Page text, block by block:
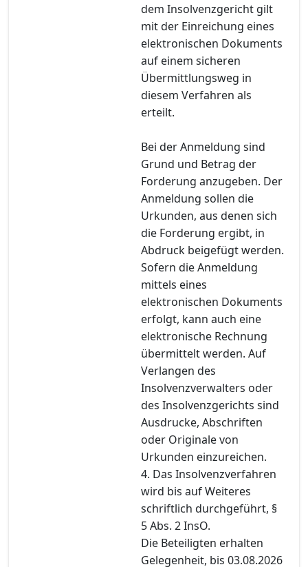
dem Insolvenzgericht gilt
mit der Einreichung eines
elektronischen Dokuments
auf einem sicheren
Übermittlungsweg in
diesem Verfahren als
erteilt.
Bei der Anmeldung sind
Grund und Betrag der
Forderung anzugeben. Der
Anmeldung sollen die
Urkunden, aus denen sich
die Forderung ergibt, in
Abdruck beigefügt werden.
Sofern die Anmeldung
mittels eines
elektronischen Dokuments
erfolgt, kann auch eine
elektronische Rechnung
übermittelt werden. Auf
Verlangen des
Insolvenzverwalters oder
des Insolvenzgerichts sind
Ausdrucke, Abschriften
oder Originale von
Urkunden einzureichen.
4. Das Insolvenzverfahren
wird bis auf Weiteres
schriftlich durchgeführt, §
5 Abs. 2 InsO.
Die Beteiligten erhalten
Gelegenheit, bis 03.08.2026